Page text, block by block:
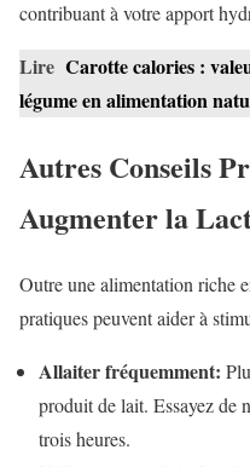
contribuant à votre apport
Lire Carotte calories :
légume en alimentation
Autres Conseils
Augmenter la
Outre une alimentation riche
pratiques peuvent aider à
Allaiter fréquemment:
produit de lait. Essayez de
trois heures.